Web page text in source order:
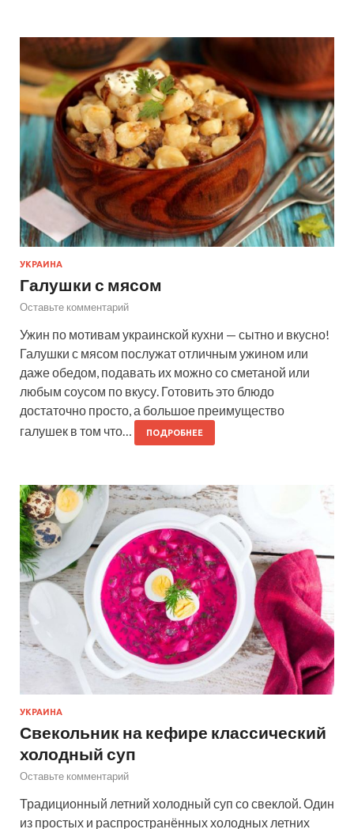
УКРАИНА
Галушки с мясом
Оставьте комментарий
Ужин по мотивам украинской кухни — сытно и вкусно!
Галушки с мясом послужат отличным ужином или
даже обедом, подавать их можно со сметаной или
любым соусом по вкусу. Готовить это блюдо
достаточно просто, а большое преимущество
галушек в том что…
ПОДРОБНЕЕ
УКРАИНА
Свекольник на кефире классический
холодный суп
Оставьте комментарий
Традиционный летний холодный суп со свеклой. Один
из простых и распространённых холодных летних